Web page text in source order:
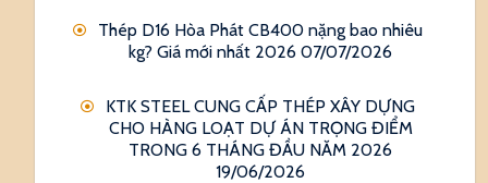
Thép D16 Hòa Phát CB400 nặng bao nhiêu
kg? Giá mới nhất 2026 07/07/2026
KTK STEEL CUNG CẤP THÉP XÂY DỰNG
CHO HÀNG LOẠT DỰ ÁN TRỌNG ĐIỂM
TRONG 6 THÁNG ĐẦU NĂM 2026
19/06/2026